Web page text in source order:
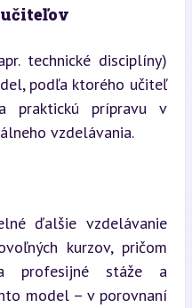
technické disciplíny)
podľa ktorého učiteľ
praktickú prípravu v
vzdelávania.
ďalšie vzdelávanie
kurzov, pričom
profesijné stáže a
model – v porovnaní